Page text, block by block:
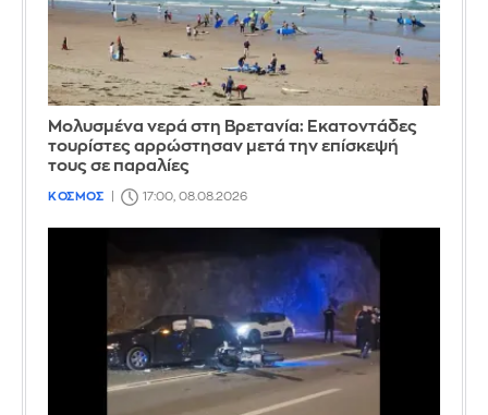
Μολυσμένα νερά στη Βρετανία: Εκατοντάδες
τουρίστες αρρώστησαν μετά την επίσκεψή
τους σε παραλίες
ΚΟΣΜΟΣ 17:00, 08.08.2026